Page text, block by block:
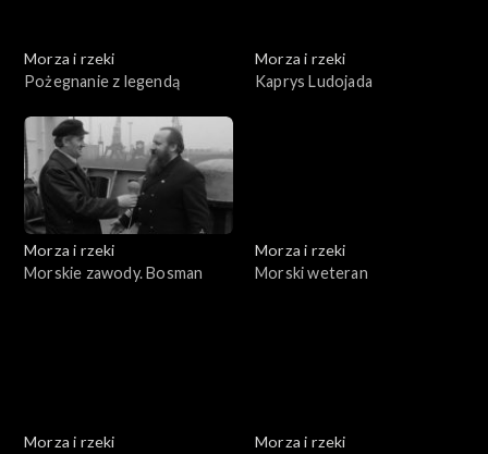
Morza i rzeki
Pożegnanie z legendą
Morza i rzeki
Kaprys Ludojada
Morza i rzeki
Morskie zawody. Bosman
Morza i rzeki
Morski weteran
Morza i rzeki
Morza i rzeki